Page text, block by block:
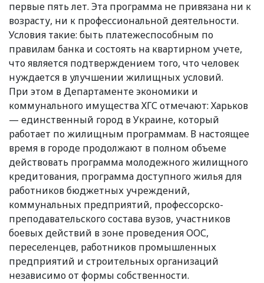
первые пять лет. Эта программа не привязана ни к
возрасту, ни к профессиональной деятельности.
Условия такие: быть платежеспособным по
правилам банка и состоять на квартирном учете,
что является подтверждением того, что человек
нуждается в улучшении жилищных условий.
При этом в Департаменте экономики и
коммунального имущества ХГС отмечают: Харьков
— единственный город в Украине, который
работает по жилищным программам. В настоящее
время в городе продолжают в полном объеме
действовать программа молодежного жилищного
кредитования, программа доступного жилья для
работников бюджетных учреждений,
коммунальных предприятий, профессорско-
преподавательского состава вузов, участников
боевых действий в зоне проведения ООС,
переселенцев, работников промышленных
предприятий и строительных организаций
независимо от формы собственности.